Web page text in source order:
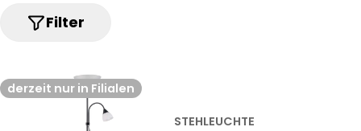
l
n
g
Filter
derzeit nur in Filialen
STEHLEUCHTE